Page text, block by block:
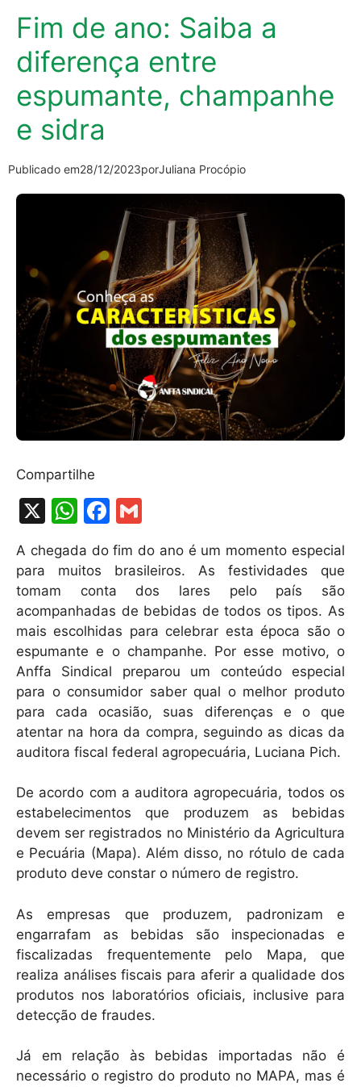
Fim de ano: Saiba a
diferença entre
espumante, champanhe
e sidra
Publicado em28/12/2023porJuliana Procópio
Compartilhe
X
W
at
s
A
p
p
F
a
c
e
b
o
o
k
m
ai
l
A chegada do fim do ano é um momento especial
para muitos brasileiros. As festividades que
tomam conta dos lares pelo país são
acompanhadas de bebidas de todos os tipos. As
mais escolhidas para celebrar esta época são o
espumante e o champanhe. Por esse motivo, o
Anffa Sindical preparou um conteúdo especial
para o consumidor saber qual o melhor produto
para cada ocasião, suas diferenças e o que
atentar na hora da compra, seguindo as dicas da
auditora fiscal federal agropecuária, Luciana Pich.
De acordo com a auditora agropecuária, todos os
estabelecimentos que produzem as bebidas
devem ser registrados no Ministério da Agricultura
e Pecuária (Mapa). Além disso, no rótulo de cada
produto deve constar o número de registro.
As empresas que produzem, padronizam e
engarrafam as bebidas são inspecionadas e
fiscalizadas frequentemente pelo Mapa, que
realiza análises fiscais para aferir a qualidade dos
produtos nos laboratórios oficiais, inclusive para
detecção de fraudes.
Já em relação às bebidas importadas não é
necessário o registro do produto no MAPA, mas é